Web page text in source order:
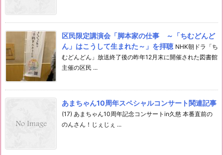
区民限定講演会「脚本家の仕事 ～「ちむどんど
ん」はこうして生まれた～」を拝聴 NHK朝ドラ「ち
むどんどん」放送終了後の昨年12月末に開催された図書館
主催の区民 ...
あまちゃん10周年スペシャルコンサート関連記事
(17) あまちゃん10周年記念コンサートin久慈 本番直前の
のんさん！じぇじぇ ...